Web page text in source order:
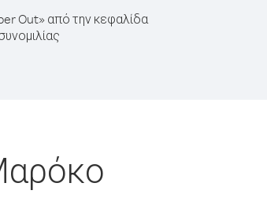
Out» από την κεφαλίδα